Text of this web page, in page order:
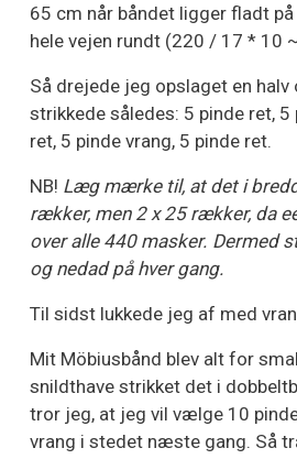
65 cm når båndet ligger fladt
hele vejen rundt (220 / 17 * 10
Så drejede jeg opslaget en halv
strikkede således: 5 pinde ret, 5
ret, 5 pinde vrang, 5 pinde ret.
NB! Læg mærke til, at det i
rækker, men 2 x 25 rækker, da
over alle 440 masker. Dermed
og nedad på hver gang.
Til sidst lukkede jeg af med
Mit Möbiusbånd blev alt for
snildthave strikket det i
tror jeg, at jeg vil vælge 10
vrang i stedet næste gang. Så